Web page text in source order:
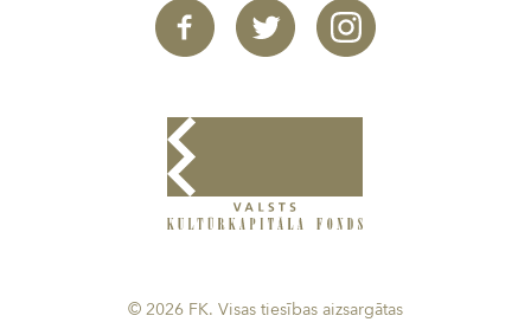
© 2026 FK. Visas tiesības aizsargātas